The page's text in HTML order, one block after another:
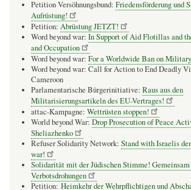
Petition Versöhnungsbund: Friedensförderung und
Aufrüstung!
Petition: Abrüstung JETZT!
Word beyond war: In Support of Aid Flotillas and
and Occupation
Word beyond war: For a Worldwide Ban on
Word beyond war: Call for Action to End Deadly
Cameroon
Parlamentarische Bürgerinitiative: Raus aus den
Militarisierungsartikeln des EU-Vertrages!
attac-Kampagne: Wettrüsten stoppen!
World beyond War: Drop Prosecution of Peace
Sheliazhenko
Refuser Solidarity Network: Stand with Israelis
war!
Solidarität mit der Jüdischen Stimme! Gemeinsam
Verbotsdrohungen
Petition: Heimkehr der Wehrpflichtigen und